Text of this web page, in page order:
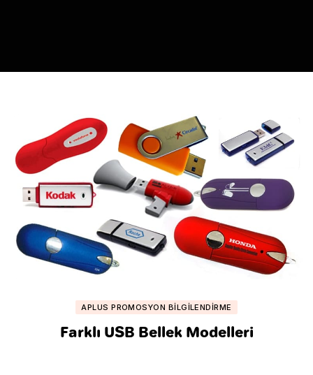
APLUS PROMOSYON BILGILENDIRME
Farklı USB Bellek Modelleri